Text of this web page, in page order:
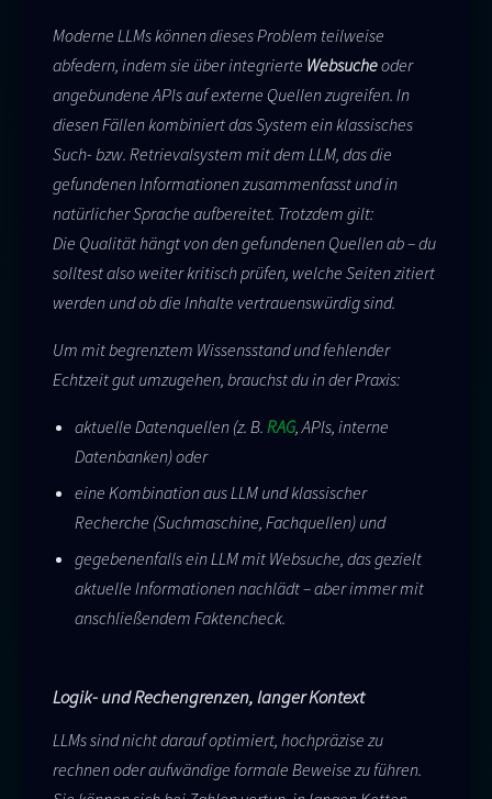
Moderne LLMs können dieses Problem teilweise
abfedern, indem sie über integrierte Websucheoder
angebundene APIs auf externe Quellen zugreifen. In
diesen Fällen kombiniert das System ein klassisches
Such- bzw. Retrievalsystem mit dem LLM, das die
gefundenen Informationen zusammenfasst und in
natürlicher Sprache aufbereitet. Trotzdem gilt:
Die Qualität hängt von den gefundenen Quellen ab – du
solltest also weiter kritisch prüfen, welche Seiten zitiert
werden und ob die Inhalte vertrauenswürdig sind.
Um mit begrenztem Wissensstand und fehlender
Echtzeit gut umzugehen, brauchst du in der Praxis:
aktuelle Datenquellen (z. B. RAG, APIs, interne
Datenbanken) oder
eine Kombination aus LLM und klassischer
Recherche (Suchmaschine, Fachquellen) und
gegebenenfalls ein LLM mit Websuche, das gezielt
aktuelle Informationen nachlädt – aber immer mit
anschließendem Faktencheck.
Logik- und Rechengrenzen, langer Kontext
LLMs sind nicht darauf optimiert, hochpräzise zu
rechnen oder aufwändige formale Beweise zu führen.